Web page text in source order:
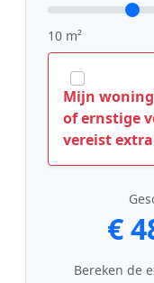
10 m²
Mijn
of ernstige
vereist
€
Bereken de